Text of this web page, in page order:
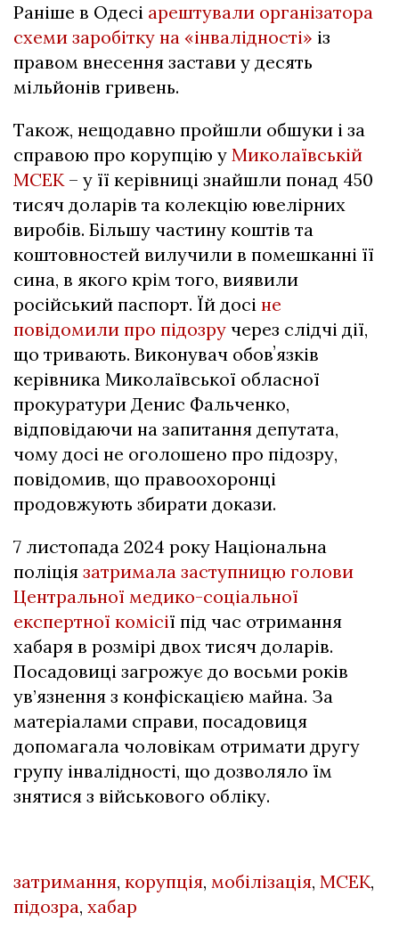
Раніше в Одесі арештували організатора
схеми заробітку на «інвалідності» із
правом внесення застави у десять
мільйонів гривень.
Також, нещодавно пройшли обшуки і за
справою про корупцію у Миколаївській
МСЕК– у її керівниці знайшли понад 450
тисяч доларів та колекцію ювелірних
виробів. Більшу частину коштів та
коштовностей вилучили в помешканні її
сина, в якого крім того, виявили
російський паспорт. Їй досі не
повідомили про підозру через слідчі дії,
що тривають. Виконувач обовʼязків
керівника Миколаївської обласної
прокуратури Денис Фальченко,
відповідаючи на запитання депутата,
чому досі не оголошено про підозру,
повідомив, що правоохоронці
продовжують збирати докази.
7 листопада 2024 року Національна
поліція затримала заступницю голови
Центральної медико-соціальної
експертної комісії під час отримання
хабаря в розмірі двох тисяч доларів.
Посадовиці загрожує до восьми років
ув’язнення з конфіскацією майна. За
матеріалами справи, посадовиця
допомагала чоловікам отримати другу
групу інвалідності, що дозволяло їм
знятися з військового обліку.
затримання, корупція, мобілізація, МСЕК,
підозра, хабар